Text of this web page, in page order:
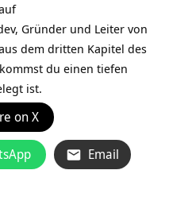
Gründer und Leiter von
dem dritten Kapitel des
du einen tiefen
ist.
on X
Email